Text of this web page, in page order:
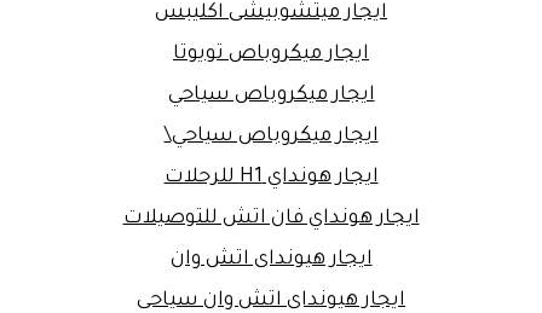
ايجار ميتشوبيشى اكليبس
ايجار ميكروباص تويوتا
ايجار ميكروباص سياحي
ايجار ميكروباص سياحي\
ايجار هونداي H1 للرحلات
ايجار هونداي فان اتش للتوصيلات
ايجار هيونداى اتش وان
ايجار هيونداى اتش وان سياحى